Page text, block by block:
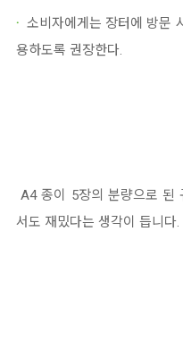
· 소비자에게는 장터에 방문
용하도록 권장한다.
A4 종이 5장의 분량으로 된
서도 재밌다는 생각이 듭니다.